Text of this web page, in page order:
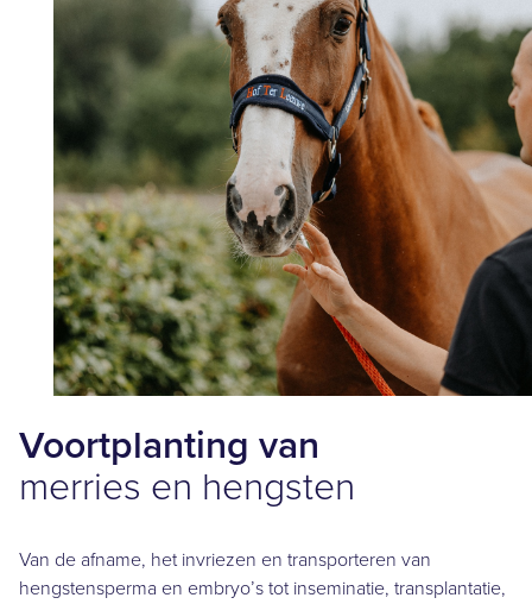
Voortplanting van
merries en hengsten
Van de afname, het invriezen en transporteren van
hengstensperma en embryo’s tot inseminatie, transplantatie,